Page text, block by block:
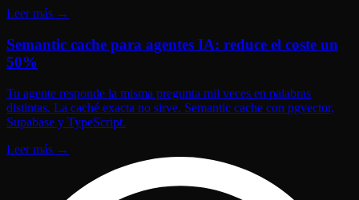
Leer más →
Semantic cache para agentes IA: reduce el coste un
50%
Tu agente responde la misma pregunta mil veces en palabras
distintas. La caché exacta no sirve. Semantic cache con pgvector,
Supabase y TypeScript.
Leer más →